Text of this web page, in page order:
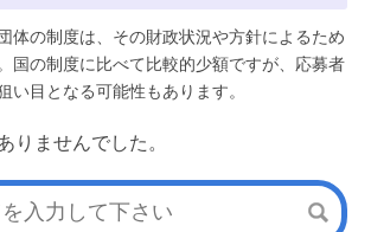
体の制度は、その財政状況や方針によるため
国の制度に比べて比較的少額ですが、応募者
い目となる可能性もあります。
りませんでした。